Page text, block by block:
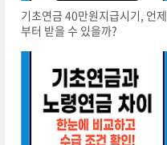
기초연금 40만원지급시기, 언제
부터 받을 수 있을까?